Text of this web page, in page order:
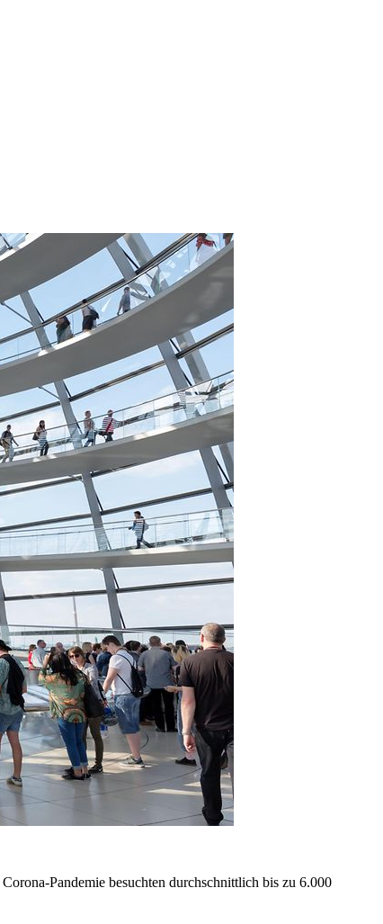
Pandemie besuchten durchschnittlich bis zu 6.000